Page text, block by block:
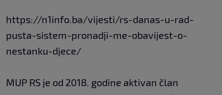
https://n1info.ba/vijesti/rs-danas-u-rad-
pusta-sistem-pronadji-me-obavijest-o-
nestanku-djece/
MUP RS je od 2018. godine aktivan član